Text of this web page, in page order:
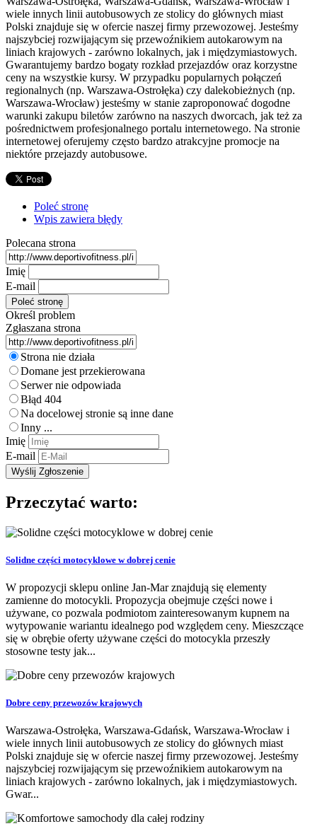
wiele innych linii autobusowych ze stolicy do głównych miast
Polski znajduje się w ofercie naszej firmy przewozowej. Jesteśmy
najszybciej rozwijającym się przewoźnikiem autokarowym na
liniach krajowych - zarówno lokalnych, jak i międzymiastowych.
Gwarantujemy bardzo bogaty rozkład przejazdów oraz korzystne
ceny na wszystkie kursy. W przypadku popularnych połączeń
regionalnych (np. Warszawa-Ostrołęka) czy dalekobieżnych (np.
Warszawa-Wrocław) jesteśmy w stanie zaproponować dogodne
warunki zakupu biletów zarówno na naszych dworcach, jak też za
pośrednictwem profesjonalnego portalu internetowego. Na stronie
internetowej oferujemy często bardzo atrakcyjne promocje na
niektóre przejazdy autobusowe.
Poleć stronę
Wpis zawiera błędy
Polecana strona
Imię
E-mail
Określ problem
Zgłaszana strona
Strona nie działa
Domane jest przekierowana
Serwer nie odpowiada
Błąd 404
Na docelowej stronie są inne dane
Inny ...
Imię
E-mail
Przeczytać warto:
Solidne części motocyklowe w dobrej cenie
W propozycji sklepu online Jan-Mar znajdują się elementy
zamienne do motocykli. Propozycja obejmuje części nowe i
używane, co pozwala podmiotom zainteresowanym kupnem na
wytypowanie wariantu idealnego pod względem ceny. Mieszczące
się w obrębie oferty używane części do motocykla przeszły
stosowne testy jak...
Dobre ceny przewozów krajowych
Warszawa-Ostrołęka, Warszawa-Gdańsk, Warszawa-Wrocław i
wiele innych linii autobusowych ze stolicy do głównych miast
Polski znajduje się w ofercie naszej firmy przewozowej. Jesteśmy
najszybciej rozwijającym się przewoźnikiem autokarowym na
liniach krajowych - zarówno lokalnych, jak i międzymiastowych.
Gwar...